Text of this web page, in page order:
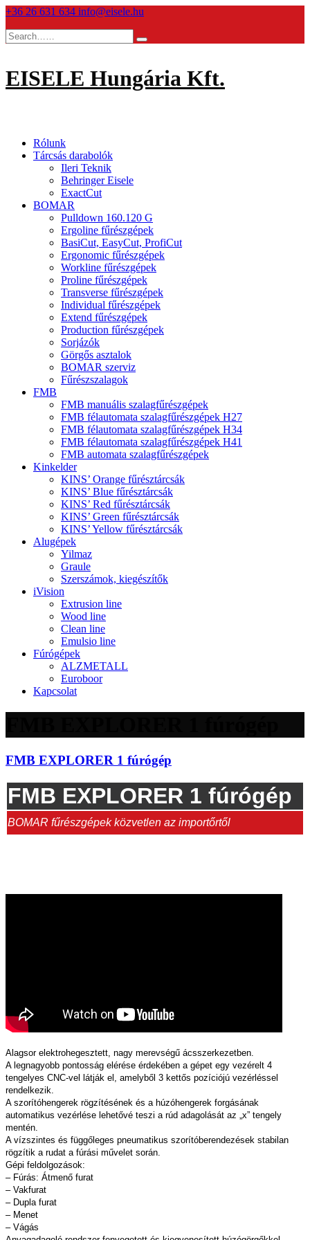
Skip
content
+36 26 631 634 info@eisele.hu
EISELE Hungária Kft.
Rólunk
Tárcsás darabolók
Ileri Teknik
Behringer Eisele
ExactCut
BOMAR
Pulldown 160.120 G
Ergoline fűrészgépek
BasiCut, EasyCut, ProfiCut
Ergonomic fűrészgépek
Workline fűrészgépek
Proline fűrészgépek
Transverse fűrészgépek
Individual fűrészgépek
Extend fűrészgépek
Production fűrészgépek
Sorjázók
Görgős asztalok
BOMAR szerviz
Fűrészszalagok
FMB
FMB manuális szalagfűrészgépek
FMB félautomata szalagfűrészgépek H27
FMB félautomata szalagfűrészgépek H34
FMB félautomata szalagfűrészgépek H41
FMB automata szalagfűrészgépek
Kinkelder
KINS’ Orange fűrésztárcsák
KINS’ Blue fűrésztárcsák
KINS’ Red fűrésztárcsák
KINS’ Green fűrésztárcsák
KINS’ Yellow fűrésztárcsák
Alugépek
Yilmaz
Graule
Szerszámok, kiegészítők
iVision
Extrusion line
Wood line
Clean line
Emulsio line
Fúrógépek
ALZMETALL
Euroboor
Kapcsolat
FMB EXPLORER 1 fúrógép
FMB EXPLORER 1 fúrógép
BOMAR fűrészgépek közvetlen az importőrtől
Alagsor elektrohegesztett, nagy merevségű ácsszerkezetben.
A legnagyobb pontosság elérése érdekében a gépet egy vezérelt 4
tengelyes CNC-vel látják el, amelyből 3 kettős pozíciójú vezérléssel
rendelkezik.
A szorítóhengerek rögzítésének és a húzóhengerek forgásának
automatikus vezérlése lehetővé teszi a rúd adagolását az „x” tengely
mentén.
A vízszintes és függőleges pneumatikus szorítóberendezések stabilan
rögzítik a rudat a fúrási művelet során.
Gépi feldolgozások:
– Fúrás: Átmenő furat
– Vakfurat
– Dupla furat
– Menet
– Vágás